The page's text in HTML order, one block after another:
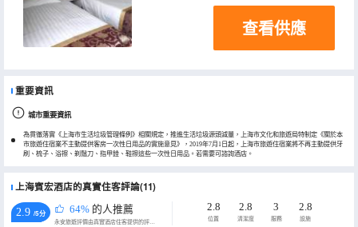
查看供應
重要資訊
城市重要資訊
為貫徹落實《上海市生活垃圾管理條例》相關規定，推進生活垃圾源頭減量，上海市文化和旅遊局特制定《關於本
市旅遊住宿業不主動提供客房一次性日用品的實施意見》，2019年7月1日起，上海市旅遊住宿業將不再主動提供牙
刷、梳子、浴擦、剃鬚刀、指甲銼、鞋擦這些一次性日用品。若需要可諮詢酒店。
上海賓宏酒店的真實住客評論(11)
2.9 /5分 64% 的人推薦
永安旅遊評價由真實酒店住客提供的評價。
2.8
位置
2.8
清潔度
3
服務
2.8
設施